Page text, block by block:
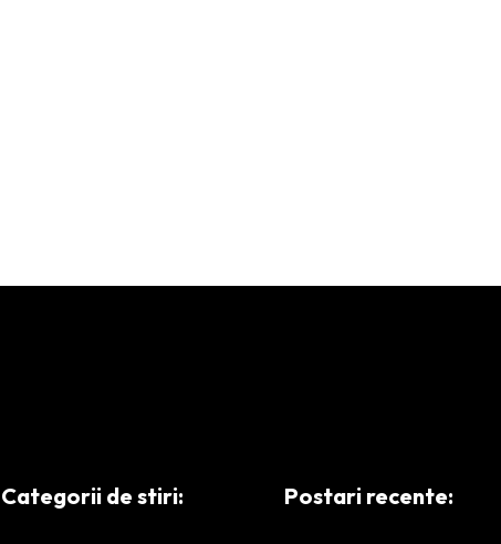
Categorii de stiri: Postari recente: